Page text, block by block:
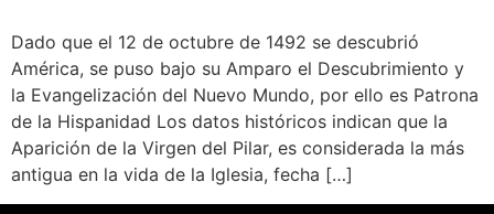
Dado que el 12 de octubre de 1492 se descubrió
América, se puso bajo su Amparo el Descubrimiento y
la Evangelización del Nuevo Mundo, por ello es Patrona
de la Hispanidad Los datos históricos indican que la
Aparición de la Virgen del Pilar, es considerada la más
antigua en la vida de la Iglesia, fecha […]